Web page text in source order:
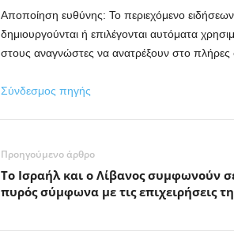
Αποποίηση ευθύνης: Το περιεχόμενο ειδήσεων
δημιουργούνται ή επιλέγονται αυτόματα
στους αναγνώστες να ανατρέξουν στο πλήρες
Σύνδεσμος πηγής
Προηγούμενο άρθρο
Το Ισραήλ και ο Λίβανος συμφωνούν
πυρός σύμφωνα με τις επιχειρήσεις